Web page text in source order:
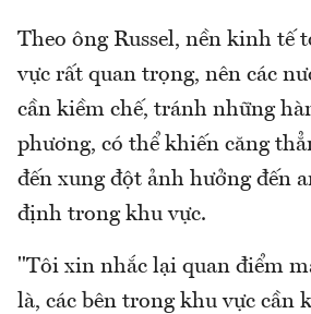
Theo ông Russel, nền kinh tế
vực rất quan trọng, nên các
cần kiềm chế, tránh những
phương, có thể khiến căng
đến xung đột ảnh hưởng đến
định trong khu vực.
"Tôi xin nhắc lại quan điểm
là, các bên trong khu vực cần